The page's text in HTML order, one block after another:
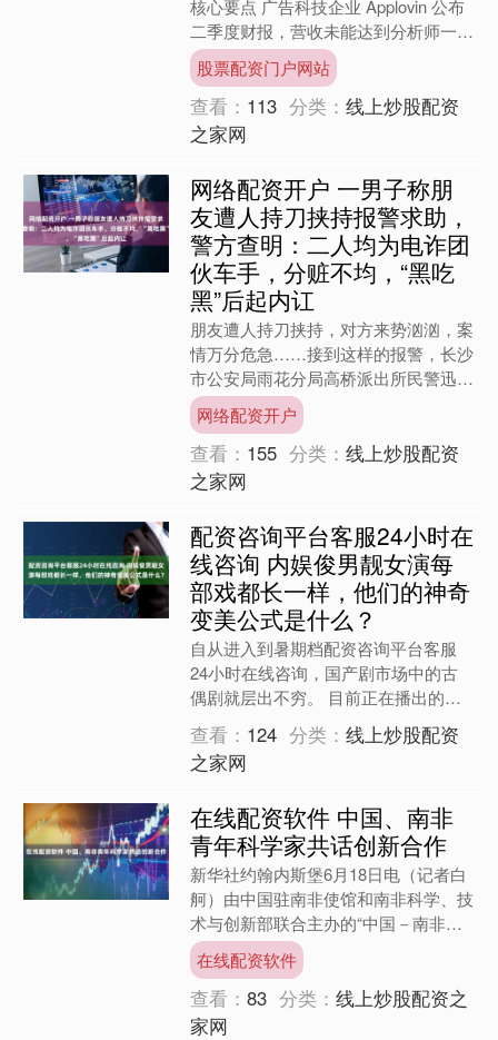
核心要点 广告科技企业 Applovin 公布
二季度财报，营收未能达到分析师一致
预期； 周四盘前交易时段，这家广告
技术巨头....
股票配资门户网站
查看： 113 分类：线上炒股配资
之家网
网络配资开户 一男子称朋
友遭人持刀挟持报警求助，
警方查明：二人均为电诈团
伙车手，分赃不均，“黑吃
黑”后起内讧
朋友遭人持刀挟持，对方来势汹汹，案
情万分危急……接到这样的报警，长沙
市公安局雨花分局高桥派出所民警迅速
出动，却在一番侦查后，将“受害
人”和“嫌疑人”一起送进看守....
网络配资开户
查看： 155 分类：线上炒股配资
之家网
配资咨询平台客服24小时在
线咨询 内娱俊男靓女演每
部戏都长一样，他们的神奇
变美公式是什么？
自从进入到暑期档配资咨询平台客服
24小时在线咨询，国产剧市场中的古
偶剧就层出不穷。 目前正在播出的三
部作品分别是《雀骨》、《百花杀》和
《千香》。 其中《千香》已....
查看： 124 分类：线上炒股配资
之家网
在线配资软件 中国、南非
青年科学家共话创新合作
新华社约翰内斯堡6月18日电（记者白
舸）由中国驻南非使馆和南非科学、技
术与创新部联合主办的“中国－南非青
年科学家研讨会”17日在南非行政首都
比勒陀利亚举行。两国....
在线配资软件
查看：83 分类：线上炒股配资之
家网